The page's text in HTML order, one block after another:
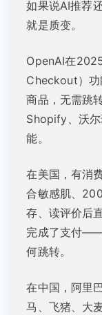
如果说AI推荐
就是质变。
OpenAI在
Checkout）功
商品，无需跳
Shopify、沃
能。
在美国，有消
合敏感肌、
存、读评价后
完成了支付——
何跳转。
在中国，阿里
马、飞猪、大